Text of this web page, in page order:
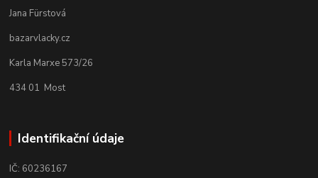
Jana Fürstová
bazarvlacky.cz
Karla Marxe 573/26
434 01 Most
Identifikační údaje
IČ: 60236167